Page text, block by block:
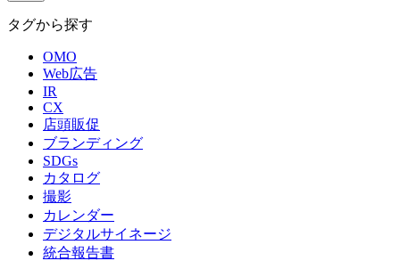
タグから探す
OMO
Web広告
IR
CX
店頭販促
ブランディング
SDGs
カタログ
撮影
カレンダー
デジタルサイネージ
統合報告書